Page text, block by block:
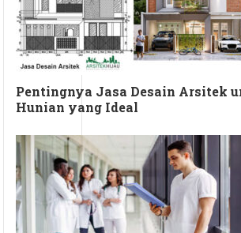
Pentingnya Jasa Desain Arsitek
Hunian yang Ideal